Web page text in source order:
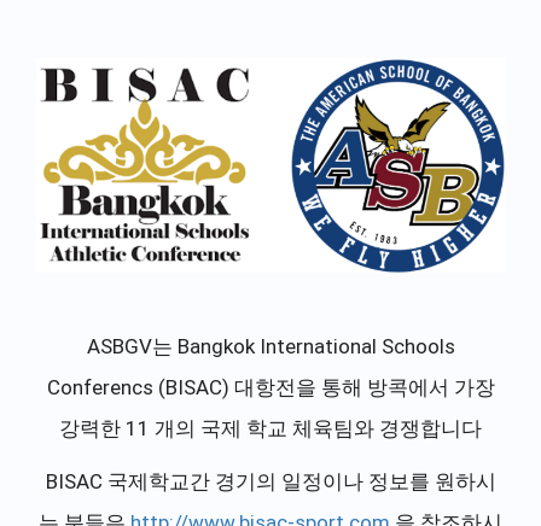
ASBGV는 Bangkok International Schools
Conferencs (BISAC) 대항전을 통해 방콕에서 가장
강력한 11 개의 국제 학교 체육팀와 경쟁합니다
BISAC 국제학교간 경기의 일정이나 정보를 원하시